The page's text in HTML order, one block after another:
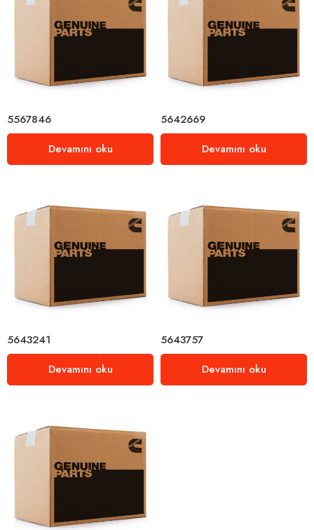
5567846
Devamını oku
5642669
Devamını oku
5643241
Devamını oku
5643757
Devamını oku